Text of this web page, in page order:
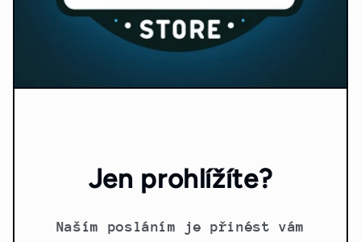
Jen prohlížíte?
Naším posláním je přinést vám